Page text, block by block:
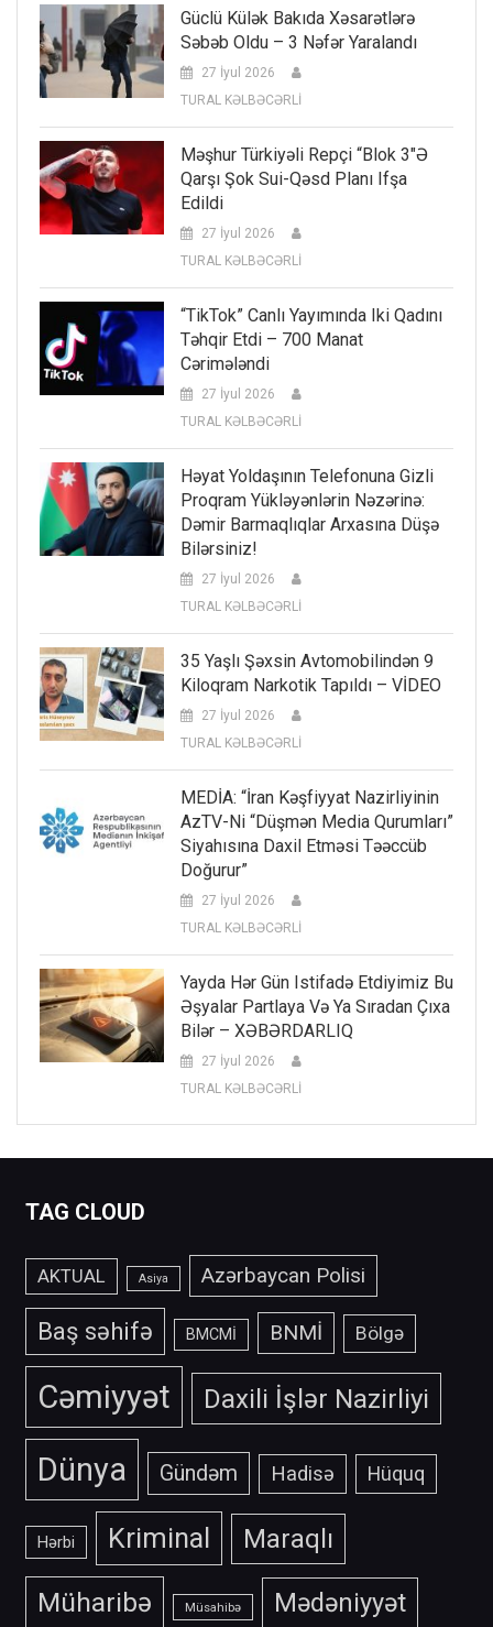
Güclü Külək Bakıda Xəsarətlərə
Səbəb Oldu – 3 Nəfər Yaralandı
27 İyul 2026
TURAL KƏLBƏCƏRLİ
Məşhur Türkiyəli Repçi “Blok 3″ə
Qarşı Şok Sui-Qəsd Planı Ifşa
Edildi
27 İyul 2026
TURAL KƏLBƏCƏRLİ
“TikTok” Canlı Yayımında Iki Qadını
Təhqir Etdi – 700 Manat
Cərimələndi
27 İyul 2026
TURAL KƏLBƏCƏRLİ
Həyat Yoldaşının Telefonuna Gizli
Proqram Yükləyənlərin Nəzərinə:
Dəmir Barmaqlıqlar Arxasına Düşə
Bilərsiniz!
27 İyul 2026
TURAL KƏLBƏCƏRLİ
35 Yaşlı Şəxsin Avtomobilindən 9
Kiloqram Narkotik Tapıldı – VİDEO
27 İyul 2026
TURAL KƏLBƏCƏRLİ
MEDİA: “İran Kəşfiyyat Nazirliyinin
AzTV-Ni “düşmən Media Qurumları”
Siyahısına Daxil Etməsi Təəccüb
Doğurur”
27 İyul 2026
TURAL KƏLBƏCƏRLİ
Yayda Hər Gün Istifadə Etdiyimiz Bu
Əşyalar Partlaya Və Ya Sıradan Çıxa
Bilər – XƏBƏRDARLIQ
27 İyul 2026
TURAL KƏLBƏCƏRLİ
TAG CLOUD
AKTUAL Asiya Azərbaycan Polisi
Baş səhifə BMCMİ BNMİ Bölgə
Cəmiyyət Daxili İşlər Nazirliyi
Dünya Gündəm Hadisə Hüquq
Hərbi Kriminal Maraqlı
Müharibə Müsahibə Mədəniyyət